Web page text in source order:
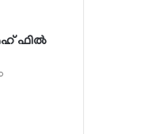
ഫില്‍